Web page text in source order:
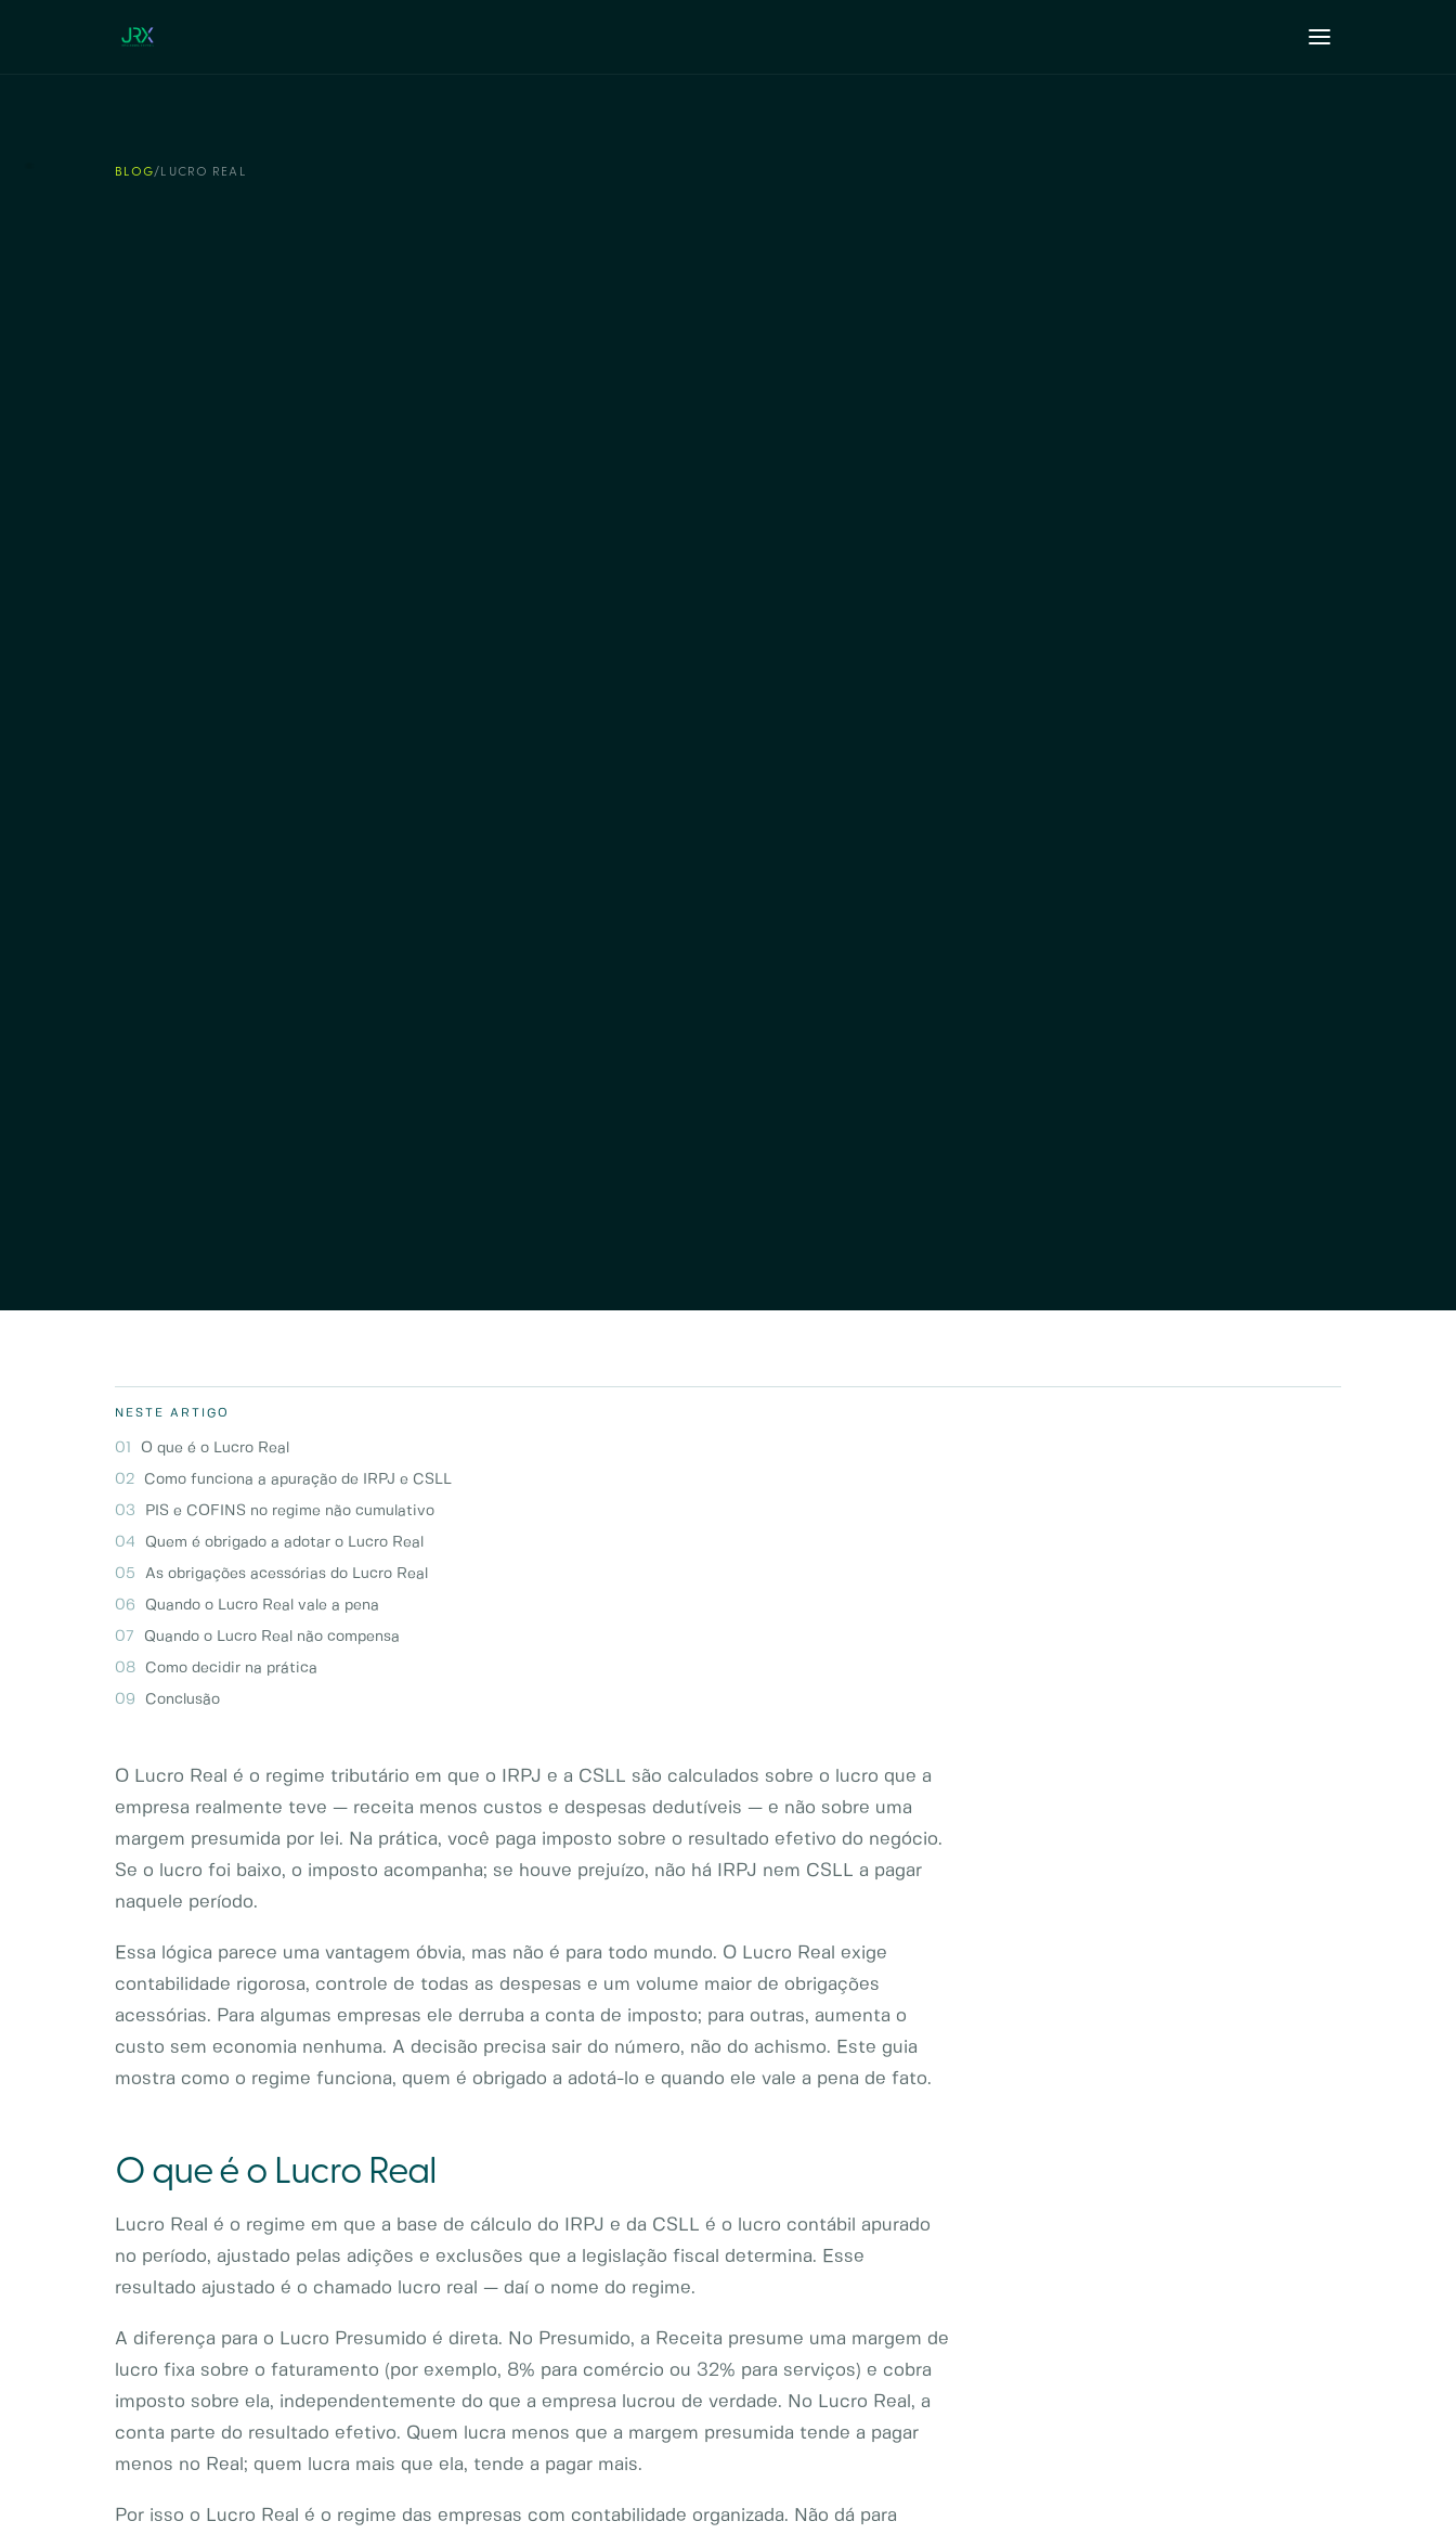
BLOG/ LUCRO REAL
NESTE ARTIGO
O que é o Lucro Real
Como funciona a apuração de IRPJ e CSLL
PIS e COFINS no regime não cumulativo
Quem é obrigado a adotar o Lucro Real
As obrigações acessórias do Lucro Real
Quando o Lucro Real vale a pena
Quando o Lucro Real não compensa
Como decidir na prática
Conclusão
O Lucro Real é o regime tributário em que o IRPJ e a CSLL são calculados sobre o lucro que a
empresa realmente teve — receita menos custos e despesas dedutíveis — e não sobre uma
margem presumida por lei. Na prática, você paga imposto sobre o resultado efetivo do negócio.
Se o lucro foi baixo, o imposto acompanha; se houve prejuízo, não há IRPJ nem CSLL a pagar
naquele período.
Essa lógica parece uma vantagem óbvia, mas não é para todo mundo. O Lucro Real exige
contabilidade rigorosa, controle de todas as despesas e um volume maior de obrigações
acessórias. Para algumas empresas ele derruba a conta de imposto; para outras, aumenta o
custo sem economia nenhuma. A decisão precisa sair do número, não do achismo. Este guia
mostra como o regime funciona, quem é obrigado a adotá-lo e quando ele vale a pena de fato.
O que é o Lucro Real
Lucro Real é o regime em que a base de cálculo do IRPJ e da CSLL é o lucro contábil apurado
no período, ajustado pelas adições e exclusões que a legislação fiscal determina. Esse
resultado ajustado é o chamado lucro real — daí o nome do regime.
A diferença para o Lucro Presumido é direta. No Presumido, a Receita presume uma margem de
lucro fixa sobre o faturamento (por exemplo, 8% para comércio ou 32% para serviços) e cobra
imposto sobre ela, independentemente do que a empresa lucrou de verdade. No Lucro Real, a
conta parte do resultado efetivo. Quem lucra menos que a margem presumida tende a pagar
menos no Real; quem lucra mais que ela, tende a pagar mais.
Por isso o Lucro Real é o regime das empresas com contabilidade organizada. Não dá para